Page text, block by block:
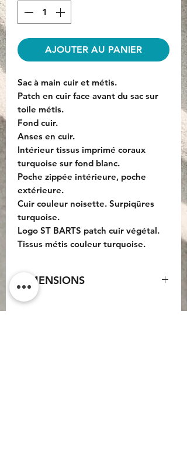
AJOUTER AU PANIER
Sac à main cuir et métis.
Patch en cuir face avant du sac sur
toile métis.
Fond cuir.
Anses en cuir.
Intérieur tissus imprimé coraux
turquoise sur fond blanc.
Poche zippée intérieure, poche
extérieure.
Cuir couleur noisette. Surpiqûres
turquoise.
Logo ST BARTS patch cuir végétal.
Tissus métis couleur turquoise.
DIMENSIONS
Sac : 40x35x7cm.